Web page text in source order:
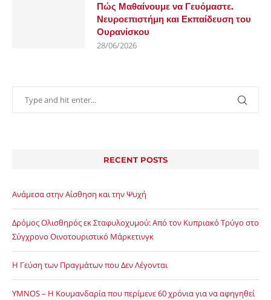
Πώς Μαθαίνουμε να Γευόμαστε.
Νευροεπιστήμη και Εκπαίδευση του
Ουρανίσκου
28/06/2026
RECENT POSTS
Ανάμεσα στην Αίσθηση και την Ψυχή
Δρόμος Ολισθηρός εκ Σταφυλοχυμού: Από τον Κυπριακό Τρύγο στο
Σύγχρονο Οινοτουριστικό Μάρκετινγκ
Η Γεύση των Πραγμάτων που Δεν Λέγονται
YMNOS – Η Κουμανδαρία που περίμενε 60 χρόνια για να αφηγηθεί